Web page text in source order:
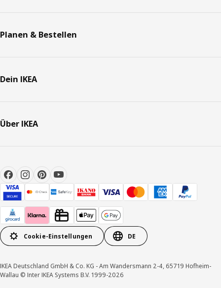
Planen & Bestellen
Dein IKEA
Über IKEA
Cookie-Einstellungen DE
IKEA Deutschland GmbH & Co. KG - Am Wandersmann 2-4, 65719 Hofheim-
Wallau © Inter IKEA Systems B.V. 1999-2026